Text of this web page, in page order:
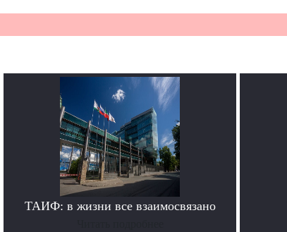
ТАИФ: в жизни все взаимосвязано